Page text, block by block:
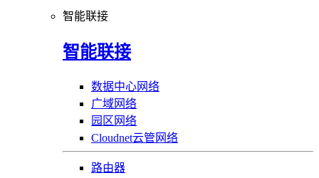
智能联接
智能联接
数据中心网络
广域网络
园区网络
Cloudnet云管网络
路由器